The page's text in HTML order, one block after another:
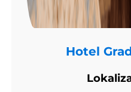
Hotel